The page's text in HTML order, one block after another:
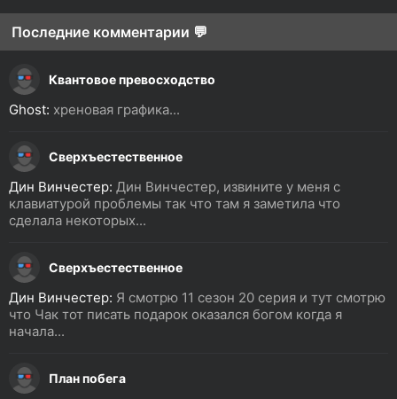
Последние комментарии 💬
Квантовое превосходство
Ghost: хреновая графика...
Сверхъестественное
Дин Винчестер: Дин Винчестер, извините у меня с
клавиатурой проблемы так что там я заметила что
сделала некоторых...
Сверхъестественное
Дин Винчестер: Я смотрю 11 сезон 20 серия и тут смотрю
что Чак тот писать подарок оказался богом когда я
начала...
План побега